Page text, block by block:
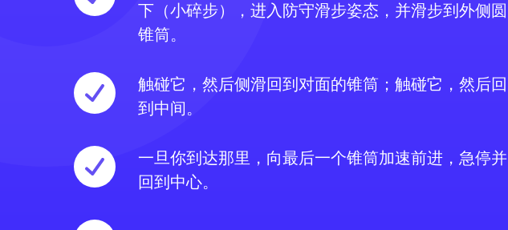
下（小碎步），进入防守滑步姿态，并滑步到外侧圆
锥筒。
触碰它，然后侧滑回到对面的锥筒；触碰它，然后回
到中间。
一旦你到达那里，向最后一个锥筒加速前进，急停并
回到中心。